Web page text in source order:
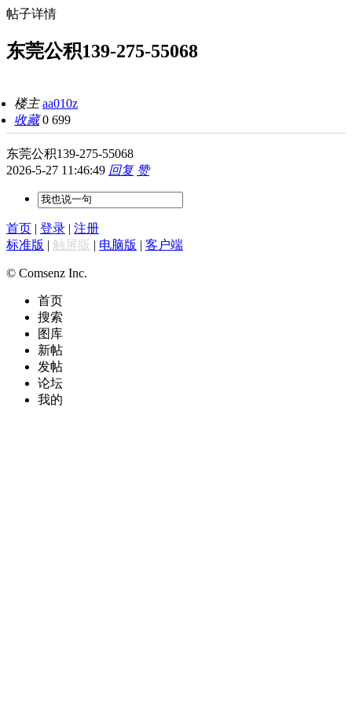
帖子详情
东莞公积139-275-55068
楼主aa010z
收藏 0 699
东莞公积139-275-55068
2026-5-27 11:46:49 回复 赞
首页 | 登录 | 注册
标准版 | 触屏版 | 电脑版 | 客户端
© Comsenz Inc.
首页
搜索
图库
新帖
发帖
论坛
我的